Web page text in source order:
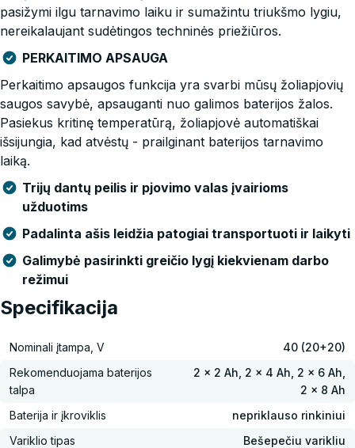
pasižymi ilgu tarnavimo laiku ir sumažintu triukšmo lygiu,
nereikalaujant sudėtingos techninės priežiūros.
PERKAITIMO APSAUGA
Perkaitimo apsaugos funkcija yra svarbi mūsų žoliapjovių
saugos savybė, apsauganti nuo galimos baterijos žalos.
Pasiekus kritinę temperatūrą, žoliapjovė automatiškai
išsijungia, kad atvėstų - prailginant baterijos tarnavimo
laiką.
Trijų dantų peilis ir pjovimo valas įvairioms
užduotims
Padalinta ašis leidžia patogiai transportuoti ir laikyti
Galimybė pasirinkti greičio lygį kiekvienam darbo
režimui
Specifikacija
Nominali įtampa, V
40 (20+20)
Rekomenduojama baterijos
talpa
2 x 2 Ah, 2 x 4 Ah, 2 x 6 Ah,
2 x 8 Ah
Baterija ir įkroviklis
nepriklauso rinkiniui
Variklio tipas
Bešepečiu varikliu